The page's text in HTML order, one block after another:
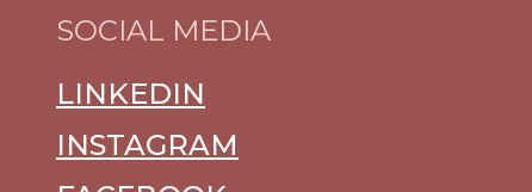
SOCIAL MEDIA
LINKEDIN
INSTAGRAM